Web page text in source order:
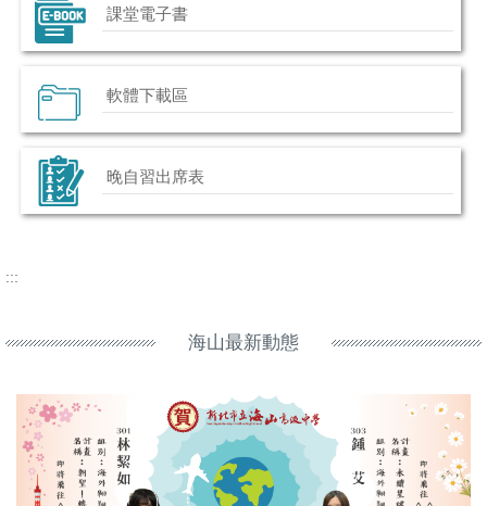
課堂電子書
軟體下載區
晚自習出席表
:::
海山最新動態